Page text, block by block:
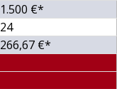
1.500 €*
24
266,67 €*